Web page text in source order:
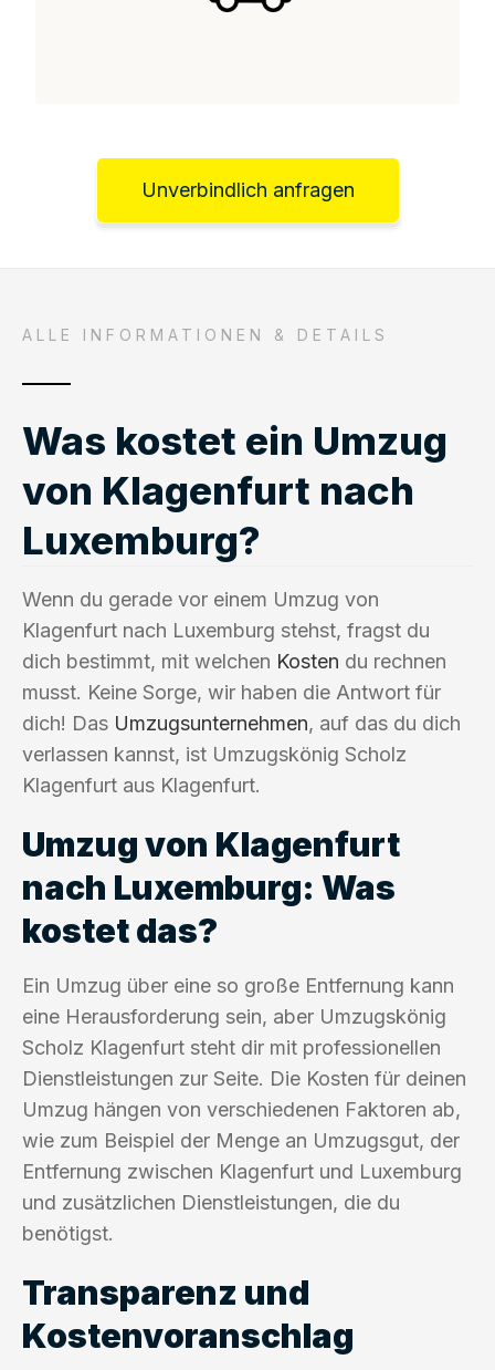
Unverbindlich anfragen
ALLE INFORMATIONEN & DETAILS
Was kostet ein Umzug
von Klagenfurt nach
Luxemburg?
Wenn du gerade vor einem Umzug von
Klagenfurt nach Luxemburg stehst, fragst du
dich bestimmt, mit welchen Kosten du rechnen
musst. Keine Sorge, wir haben die Antwort für
dich! Das Umzugsunternehmen, auf das du dich
verlassen kannst, ist Umzugskönig Scholz
Klagenfurt aus Klagenfurt.
Umzug von Klagenfurt
nach Luxemburg: Was
kostet das?
Ein Umzug über eine so große Entfernung kann
eine Herausforderung sein, aber Umzugskönig
Scholz Klagenfurt steht dir mit professionellen
Dienstleistungen zur Seite. Die Kosten für deinen
Umzug hängen von verschiedenen Faktoren ab,
wie zum Beispiel der Menge an Umzugsgut, der
Entfernung zwischen Klagenfurt und Luxemburg
und zusätzlichen Dienstleistungen, die du
benötigst.
Transparenz und
Kostenvoranschlag